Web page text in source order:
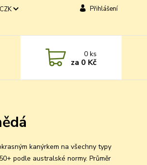
CZK Přihlášení
0ks
za 0 Kč
kanýrkem na všechny typy
podle australské normy. Průměr